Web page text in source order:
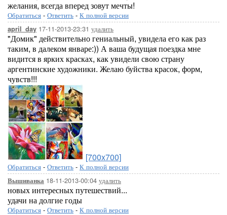
желания, всегда вперед зовут мечты!
Обратиться - Ответить - К полной версии
april_day 17-11-2013-23:31 удалить
"Домик" действительно гениальный, увидела его как раз
таким, в далеком январе:)) А ваша будущая поездка мне
видится в ярких красках, как увидели свою страну
аргентинские художники. Желаю буйства красок, форм,
чувств!!!
[700x700]
Обратиться - Ответить - К полной версии
Вышиванка 18-11-2013-00:04 удалить
новых интересных путешествий...
удачи на долгие годы
Обратиться - Ответить - К полной версии